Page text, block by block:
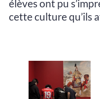
élèves ont pu
cette culture qu’ils